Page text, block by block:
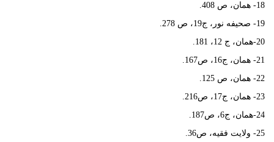
18- همان، ص 408.
19- صحيفه نور، ج‏19، ص 278.
20-همان، ج 12، 181.
21- همان، ج‏16، ص‏167.
22- همان، ص 125.
23- همان، ج‏17، ص‏216.
24-همان، ج‏6، ص‏187.
25- ولايت فقيه، ص‏36.